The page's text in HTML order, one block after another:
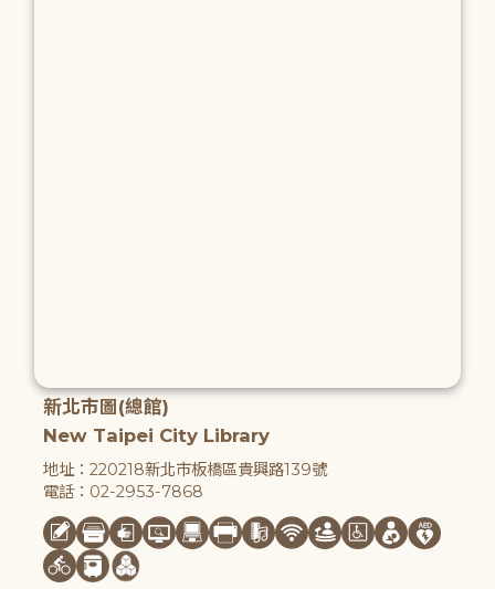
新北市圖(總館)
New Taipei City Library
地址：220218新北市板橋區貴興路139號
電話：02-2953-7868